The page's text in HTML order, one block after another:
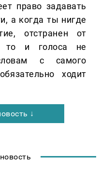
право задавать
а когда ты нигде
отстранен от
то и голоса не
с самого
ходит
↓